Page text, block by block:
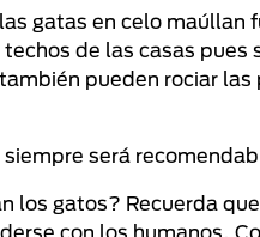
gatas en celo
techos de las casas
pueden rociar las
siempre será
los gatos? Recuerda
con los humanos.